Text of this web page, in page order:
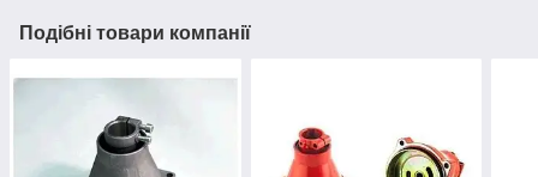
Подібні товари компанії